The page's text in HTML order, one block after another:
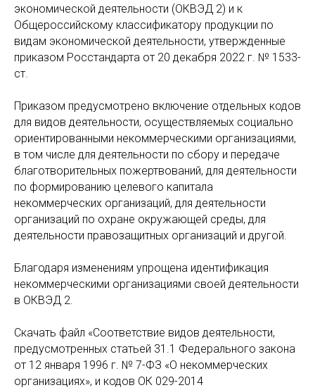
экономической деятельности (ОКВЭД 2) и к
Общероссийскому классификатору продукции по
видам экономической деятельности, утвержденные
приказом Росстандарта от 20 декабря 2022 г. № 1533-
ст.
Приказом предусмотрено включение отдельных кодов
для видов деятельности, осуществляемых социально
ориентированными некоммерческими организациями,
в том числе для деятельности по сбору и передаче
благотворительных пожертвований, для деятельности
по формированию целевого капитала
некоммерческих организаций, для деятельности
организаций по охране окружающей среды, для
деятельности правозащитных организаций и другой.
Благодаря изменениям упрощена идентификация
некоммерческими организациями своей деятельности
в ОКВЭД 2.
Скачать файл «Соответствие видов деятельности,
предусмотренных статьей 31.1 Федерального закона
от 12 января 1996 г. № 7-ФЗ «О некоммерческих
организациях», и кодов ОК 029-2014